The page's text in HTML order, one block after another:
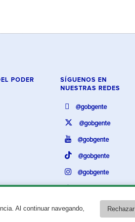
Al continuar navegando, Rechazar
PODER
SÍGUENOS EN
NUESTRAS REDES
@gobgente
@gobgente
@gobgente
@gobgente
@gobgente
@gobgente